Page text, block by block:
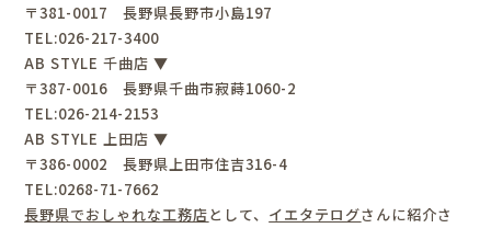
〒381-0017 長野県長野市小島197
TEL:026-217-3400
AB STYLE 千曲店 ▼
〒387-0016 長野県千曲市寂蒔1060-2
TEL:026-214-2153
AB STYLE 上田店 ▼
〒386-0002 長野県上田市住吉316-4
TEL:0268-71-7662
長野県でおしゃれな工務店として、 イエタテログさんに紹介さ